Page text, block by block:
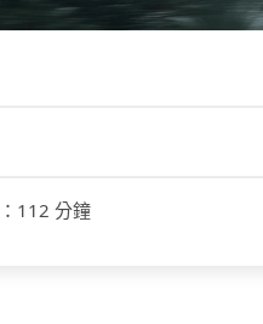
： 112 分鐘